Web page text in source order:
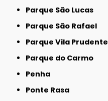
Parque São Lucas
Parque São Rafael
Parque Vila Prudente
Parque do Carmo
Penha
Ponte Rasa